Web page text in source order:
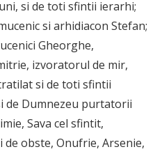
si de toti sfintii ierarhi;
si arhidiacon Stefan;
Gheorghe,
izvoratorul de mir,
si de toti sfintii
de Dumnezeu purtatorii
Sava cel sfintit,
obste, Onufrie, Arsenie,